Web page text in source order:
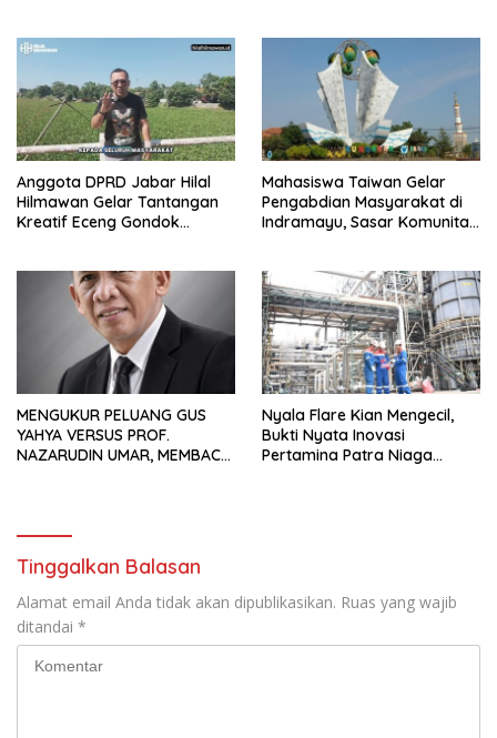
Anggota DPRD Jabar Hilal
Hilmawan Gelar Tantangan
Kreatif Eceng Gondok
Mahasiswa Taiwan Gelar
Pengabdian Masyarakat di
Indramayu, Sasar Komunitas
MENGUKUR PELUANG GUS
YAHYA VERSUS PROF.
NAZARUDIN UMAR, MEMBACA
Nyala Flare Kian Mengecil,
Bukti Nyata Inovasi
Pertamina Patra Niaga
Tinggalkan Balasan
Alamat email Anda tidak akan dipublikasikan. Ruas yang wajib
ditandai *